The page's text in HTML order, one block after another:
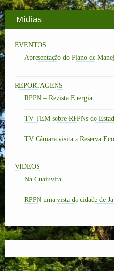
Mídias
EVENTOS
Apresentação do Plano de
REPORTAGENS
RPPN – Revista Energia
TV TEM sobre RPPNs do
TV Câmara visita a Reserva
VIDEOS
Na Guaiuvira
RPPN uma vista da cidade de